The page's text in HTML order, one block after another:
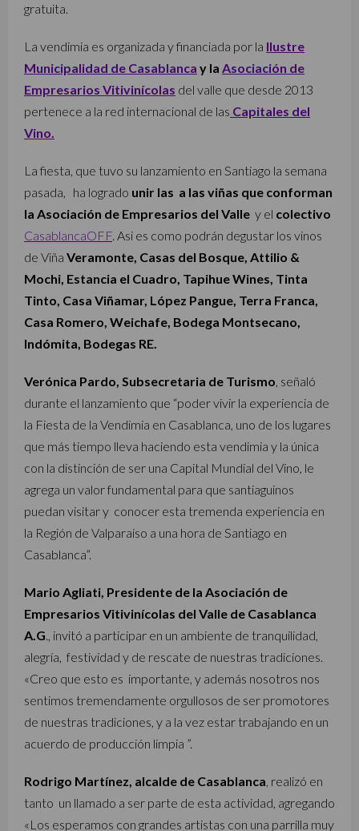
gratuita.
La vendimia es organizada y financiada por la Ilustre
Municipalidad de Casablanca y la Asociación de
Empresarios Vitivinícolas del valle que desde 2013
pertenece a la red internacional de las Capitales del
Vino.
La fiesta, que tuvo su lanzamiento en Santiago la semana
pasada, ha logrado unir las a las viñas que conforman
la Asociación de Empresarios del Valle y el colectivo
CasablancaOFF. Asi es como podrán degustar los vinos
de Viña Veramonte, Casas del Bosque, Attilio &
Mochi, Estancia el Cuadro, Tapihue Wines, Tinta
Tinto, Casa Viñamar, López Pangue, Terra Franca,
Casa Romero, Weichafe, Bodega Montsecano,
Indómita, Bodegas RE.
Verónica Pardo, Subsecretaria de Turismo, señaló
durante el lanzamiento que “poder vivir la experiencia de
la Fiesta de la Vendimia en Casablanca, uno de los lugares
que más tiempo lleva haciendo esta vendimia y la única
con la distinción de ser una Capital Mundial del Vino, le
agrega un valor fundamental para que santiaguinos
puedan visitar y conocer esta tremenda experiencia en
la Región de Valparaíso a una hora de Santiago en
Casablanca”.
Mario Agliati, Presidente de la Asociación de
Empresarios Vitivinícolas del Valle de Casablanca
A.G., invitó a participar en un ambiente de tranquilidad,
alegría, festividad y de rescate de nuestras tradiciones.
«Creo que esto es importante, y además nosotros nos
sentimos tremendamente orgullosos de ser promotores
de nuestras tradiciones, y a la vez estar trabajando en un
acuerdo de producción limpia ”.
Rodrigo Martínez, alcalde de Casablanca, realizó en
tanto un llamado a ser parte de esta actividad, agregando
«Los esperamos con grandes artistas con una parrilla muy